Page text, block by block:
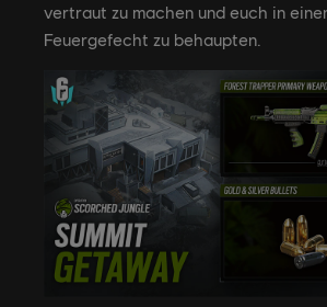
vertraut zu machen und euch in
Feuergefecht zu behaupten.